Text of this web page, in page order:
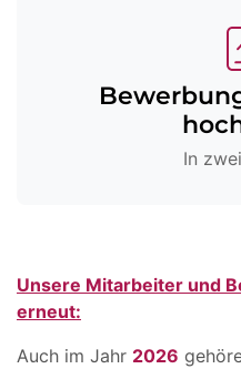
In
Unsere Mitarbeiter und
erneut:
Auch im Jahr 2026